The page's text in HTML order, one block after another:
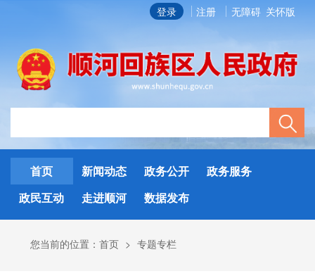
登录 注册 无障碍 关怀版
首页 新闻动态 政务公开
政务服务
政民互动
走进顺河 数据发布
您当前的位置： 首页 > 专题专栏